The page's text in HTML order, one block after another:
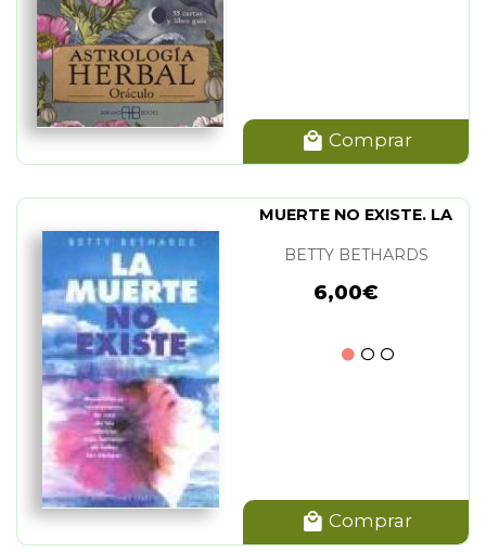
Comprar
MUERTE NO EXISTE. LA
BETTY BETHARDS
6,00€
Comprar